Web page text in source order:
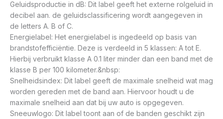
Geluidsproductie in dB: Dit label geeft het externe rolgeluid in
decibel aan. de geluidsclassificering wordt aangegeven in
de letters A. B of C.
Energielabel: Het energielabel is ingedeeld op basis van
brandstofefficiëntie. Deze is verdeeld in 5 klassen: A tot E.
Hierbij verbruikt klasse A 0.1 liter minder dan een band met de
klasse B per 100 kilometer.&nbsp:
Snelheidsindex: Dit label geeft de maximale snelheid wat mag
worden gereden met de band aan. Hiervoor houdt u de
maximale snelheid aan dat bij uw auto is opgegeven.
Sneeuwlogo: Dit label toont aan of de banden geschikt zijn